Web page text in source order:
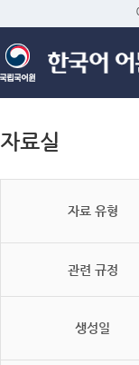
자료실
자료 유형
관련 규정
생성일